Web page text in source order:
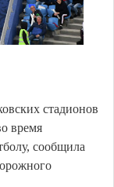
стадионов
время
сообщила